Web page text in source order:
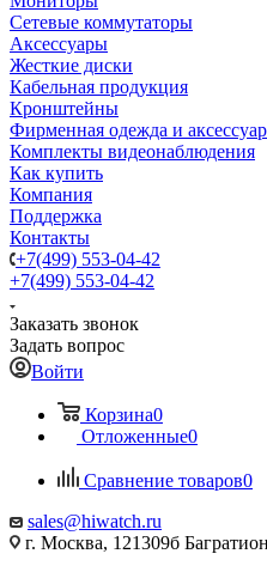
Сетевые коммутаторы
Аксессуары
Жесткие диски
Кабельная продукция
Кронштейны
Фирменная одежда и
Комплекты видеонаблюдения
Как купить
Компания
Поддержка
Контакты
+7(499) 553-04-42
+7(499) 553-04-42
Заказать звонок
Задать вопрос
Войти
Корзина0
Отложенные0
Сравнение товаров0
sales@hiwatch.ru
г. Москва, 121309б